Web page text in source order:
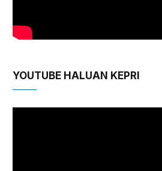
YOUTUBE HALUAN KEPRI